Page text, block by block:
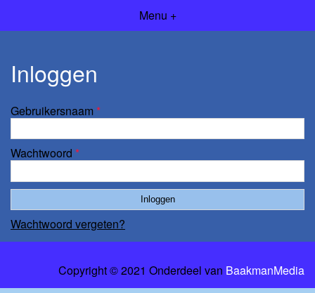
Menu +
Inloggen
Gebruikersnaam *
Wachtwoord *
Wachtwoord vergeten?
Copyright © 2021 Onderdeel van BaakmanMedia